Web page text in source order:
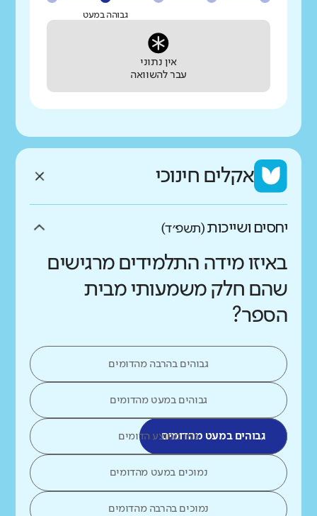
גבוהה במעט
אין נתוני
עבר להשוואה
אקלים חינוכי
יחסים ושייכות(תשפ״ד)
באיזו מידה התלמידים מרגישים
שהם חלק משמעותי מבית
הספר?
גבוהים בהרבה מהדומים
גבוהים במעט מהדומים
גבוהים במעט מהדומיםכמו ממוצע הדומים
נמוכים במעט מהדומים
נמוכים בהרבה מהדומים